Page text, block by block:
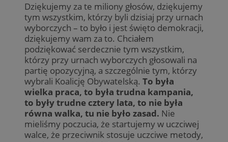
Dziękujemy za te miliony głosów, dziękujemy
tym wszystkim, którzy byli dzisiaj przy urnach
wyborczych – to było i jest święto demokracji,
dziękujemy wam za to. Chciałem
podziękować serdecznie tym wszystkim,
którzy przy urnach wyborczych głosowali na
partię opozycyjną, a szczególnie tym, którzy
wybrali Koalicję Obywatelską. To była
wielka praca, to była trudna kampania,
to były trudne cztery lata, to nie była
równa walka, tu nie było zasad. Nie
mieliśmy poczucia, że startujemy w uczciwej
walce, że przeciwnik stosuje uczciwe metody,